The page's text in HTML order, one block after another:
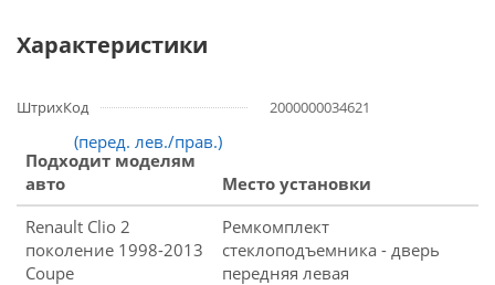
Характеристики
ШтрихКод 2000000034621
Подходит моделям
авто
Место установки
Renault Clio 2
поколение 1998-2013
Coupe
Ремкомплект
стеклоподъемника - дверь
передняя левая